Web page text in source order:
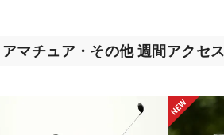
アマチュア・その他 週間アクセ